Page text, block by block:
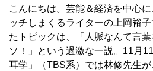
こんにちは。芸能＆経済を中心
ッチしまくるライターの上岡裕
たトピックは、「人脈なんて言
ソ！」という過激な一説。11月
耳学」（TBS系）では林修先生